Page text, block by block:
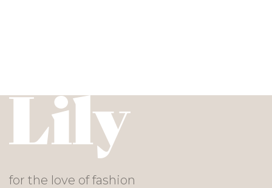
for the love of fashion